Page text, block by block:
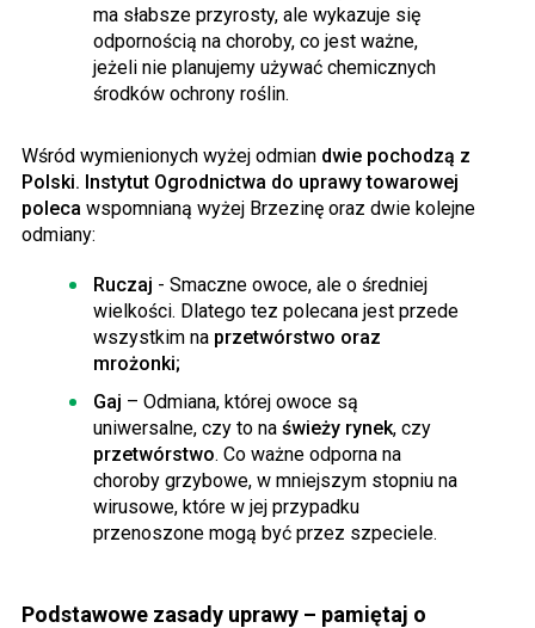
ma słabsze przyrosty, ale wykazuje się
odpornością na choroby, co jest ważne,
jeżeli nie planujemy używać chemicznych
środków ochrony roślin.
Wśród wymienionych wyżej odmian dwie pochodzą z
Polski. Instytut Ogrodnictwa do uprawy towarowej
poleca wspomnianą wyżej Brzezinę oraz dwie kolejne
odmiany:
Ruczaj - Smaczne owoce, ale o średniej
wielkości. Dlatego tez polecana jest przede
wszystkim na przetwórstwo oraz
mrożonki;
Gaj – Odmiana, której owoce są
uniwersalne, czy to na świeży rynek, czy
przetwórstwo. Co ważne odporna na
choroby grzybowe, w mniejszym stopniu na
wirusowe, które w jej przypadku
przenoszone mogą być przez szpeciele.
Podstawowe zasady uprawy – pamiętaj o